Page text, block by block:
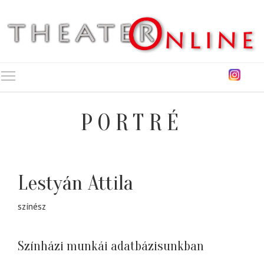
PORTRÉ
Lestyán Attila
színész
Színházi munkái adatbázisunkban